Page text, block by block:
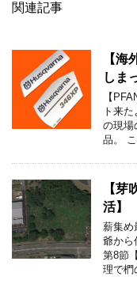
関連記事
【海
しま
【
ト来
の現場
品。
【芽
活】
薪集め
爺から
第8節
理で椚